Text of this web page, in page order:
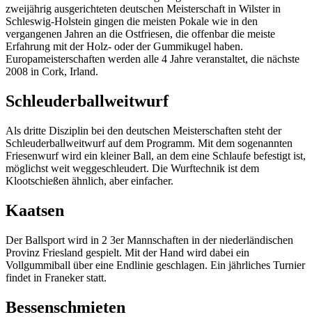
zweijährig ausgerichteten deutschen Meisterschaft in Wilster in
Schleswig-Holstein gingen die meisten Pokale wie in den
vergangenen Jahren an die Ostfriesen, die offenbar die meiste
Erfahrung mit der Holz- oder der Gummikugel haben.
Europameisterschaften werden alle 4 Jahre veranstaltet, die nächste
2008 in Cork, Irland.
Schleuderballweitwurf
Als dritte Disziplin bei den deutschen Meisterschaften steht der
Schleuderballweitwurf auf dem Programm. Mit dem sogenannten
Friesenwurf wird ein kleiner Ball, an dem eine Schlaufe befestigt ist,
möglichst weit weggeschleudert. Die Wurftechnik ist dem
Klootschießen ähnlich, aber einfacher.
Kaatsen
Der Ballsport wird in 2 3er Mannschaften in der niederländischen
Provinz Friesland gespielt. Mit der Hand wird dabei ein
Vollgummiball über eine Endlinie geschlagen. Ein jährliches Turnier
findet in Franeker statt.
Bessenschmieten